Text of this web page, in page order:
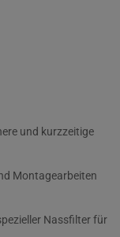
und kurzzeitige
Montagearbeiten
Nassfilter für